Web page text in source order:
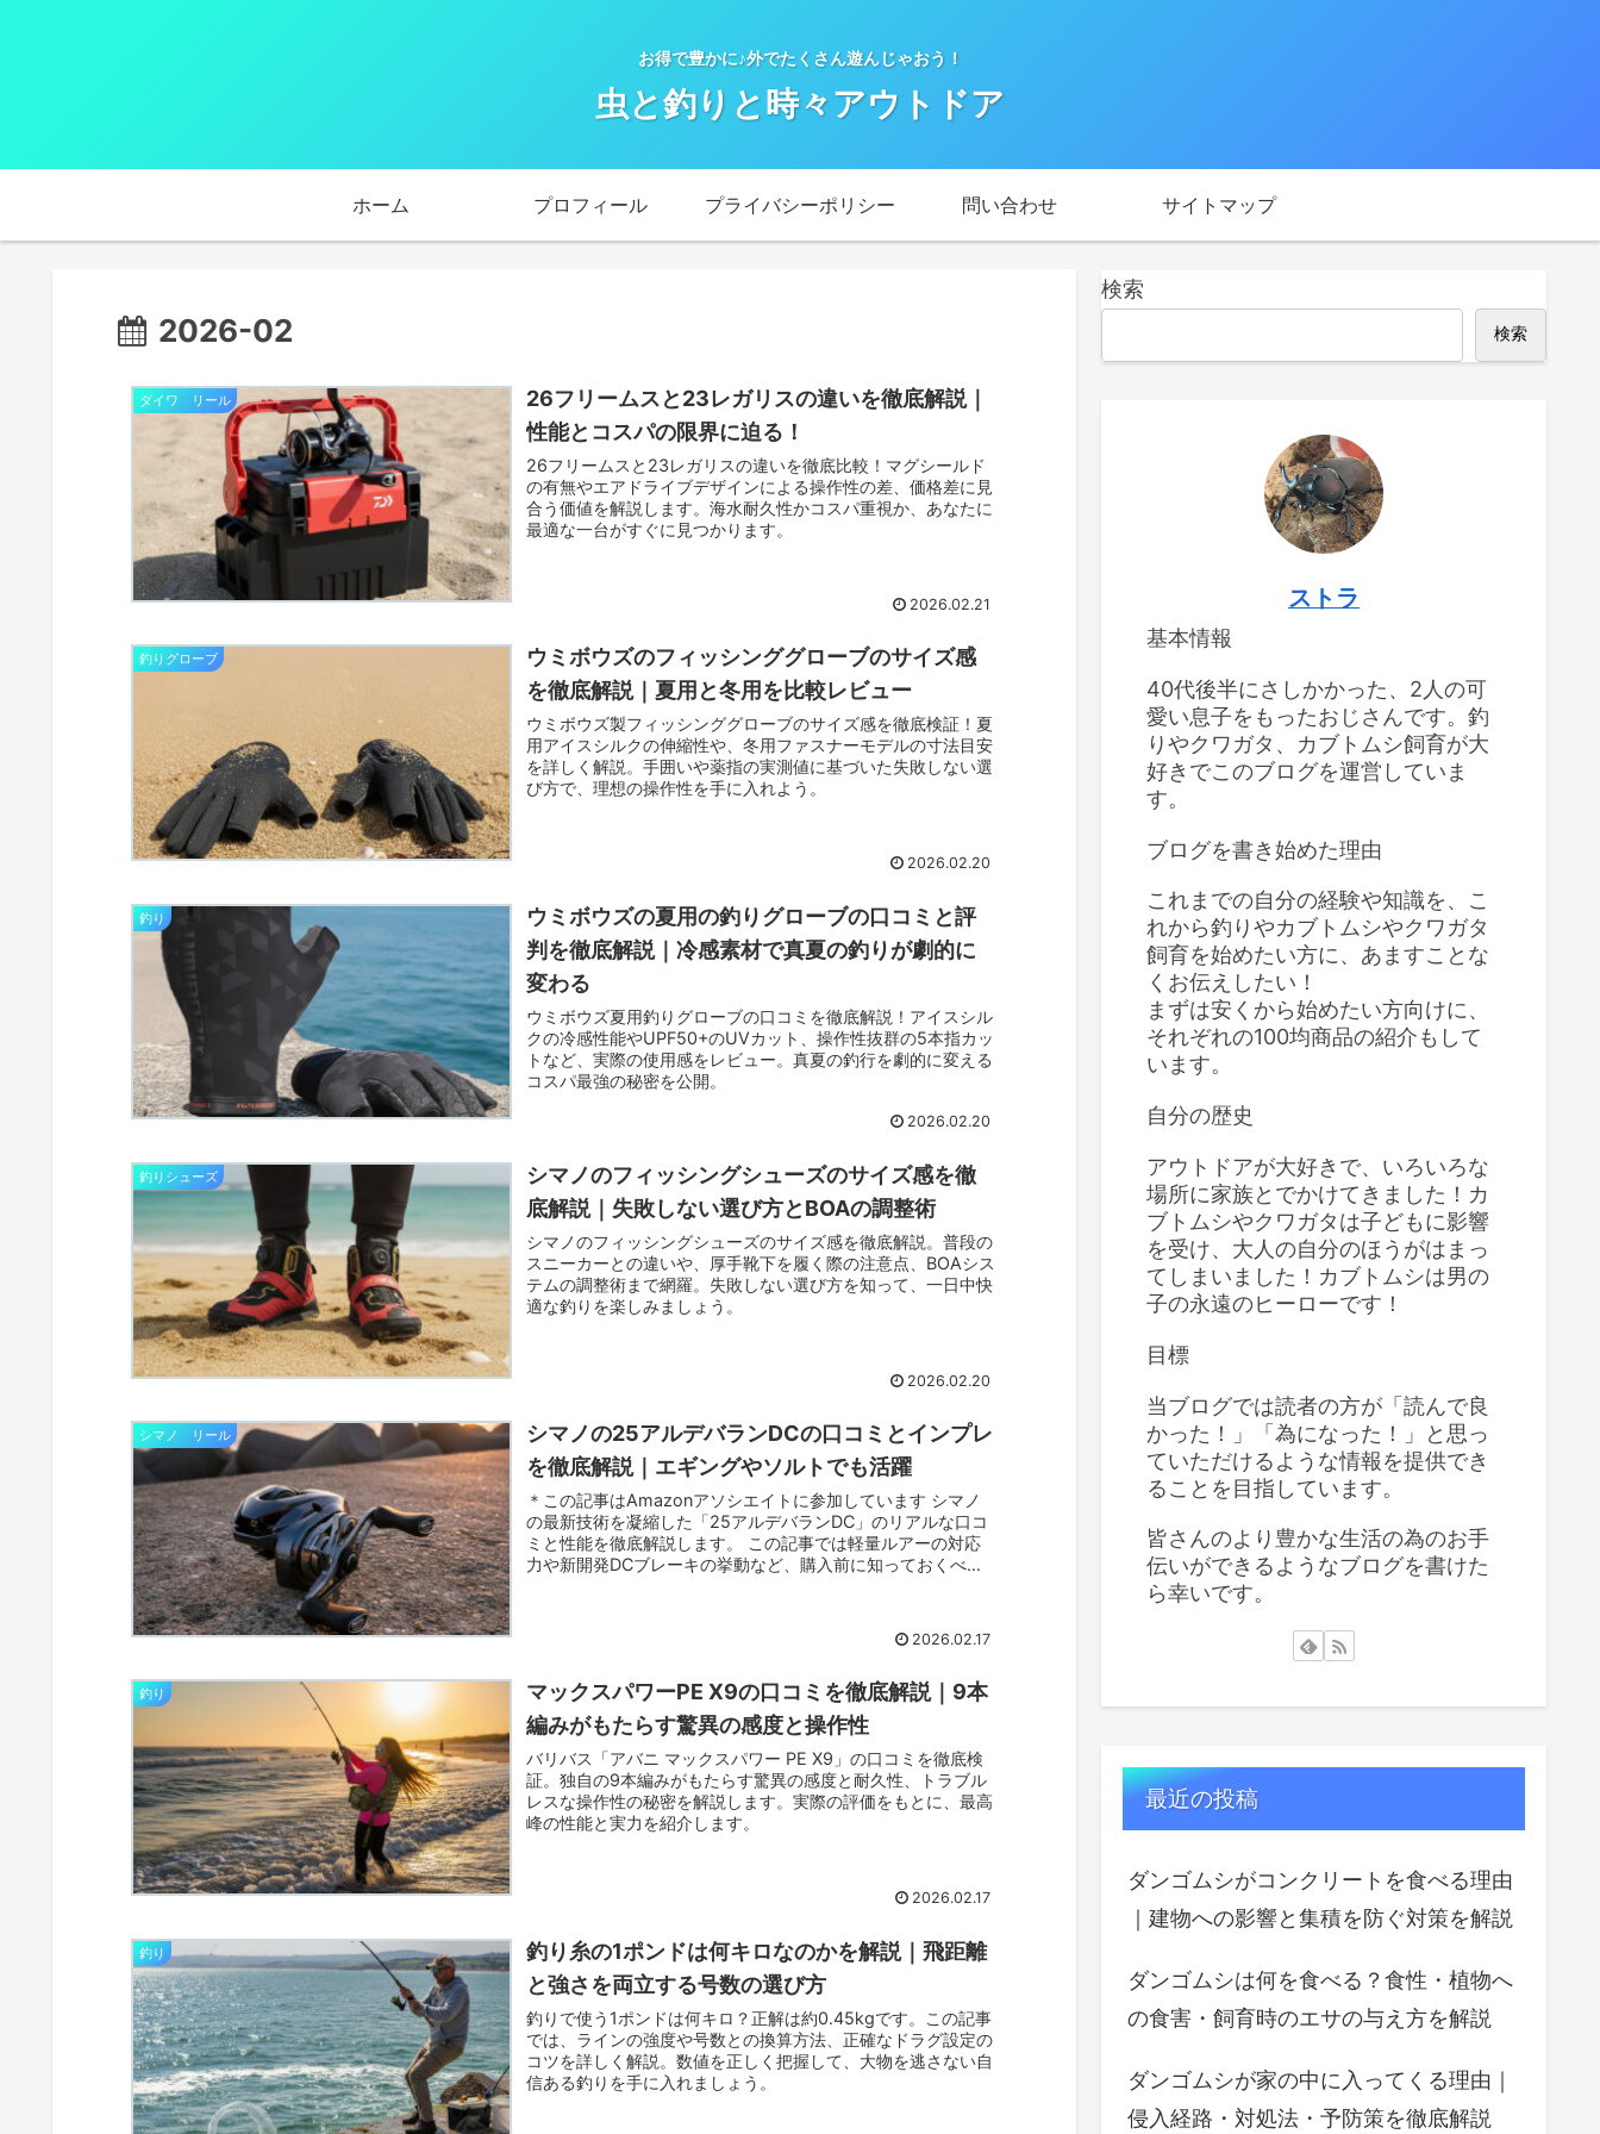
お得で豊かに♪外でたくさん遊んじゃおう！
虫と釣りと時々アウトドア
ホーム プロフィール プライバシーポリシー 問い合わせ サイトマップ
2026-02
ダイワ リール
26フリームスと23レガリスの違いを徹底解説｜
性能とコスパの限界に迫る！
26フリームスと23レガリスの違いを徹底比較！マグシールド
の有無やエアドライブデザインによる操作性の差、価格差に見
合う価値を解説します。海水耐久性かコスパ重視か、あなたに
最適な一台がすぐに見つかります。
2026.02.21
釣りグローブ
ウミボウズのフィッシンググローブのサイズ感
を徹底解説｜夏用と冬用を比較レビュー
ウミボウズ製フィッシンググローブのサイズ感を徹底検証！夏
用アイスシルクの伸縮性や、冬用ファスナーモデルの寸法目安
を詳しく解説。手囲いや薬指の実測値に基づいた失敗しない選
び方で、理想の操作性を手に入れよう。
2026.02.20
釣り
ウミボウズの夏用の釣りグローブの口コミと評
判を徹底解説｜冷感素材で真夏の釣りが劇的に
変わる
ウミボウズ夏用釣りグローブの口コミを徹底解説！アイスシル
クの冷感性能やUPF50+のUVカット、操作性抜群の5本指カッ
トなど、実際の使用感をレビュー。真夏の釣行を劇的に変える
コスパ最強の秘密を公開。
2026.02.20
釣りシューズ
シマノのフィッシングシューズのサイズ感を徹
底解説｜失敗しない選び方とBOAの調整術
シマノのフィッシングシューズのサイズ感を徹底解説。普段の
スニーカーとの違いや、厚手靴下を履く際の注意点、BOAシス
テムの調整術まで網羅。失敗しない選び方を知って、一日中快
適な釣りを楽しみましょう。
2026.02.20
シマノ リール
シマノの25アルデバランDCの口コミとインプレ
を徹底解説｜エギングやソルトでも活躍
＊この記事はAmazonアソシエイトに参加しています シマノ
の最新技術を凝縮した「25アルデバランDC」のリアルな口コ
ミと性能を徹底解説します。 この記事では軽量ルアーの対応
力や新開発DCブレーキの挙動など、購入前に知っておくべき
2026.02.17
釣り
マックスパワーPE X9の口コミを徹底解説｜9本
編みがもたらす驚異の感度と操作性
バリバス「アバニ マックスパワー PE X9」の口コミを徹底検
証。独自の9本編みがもたらす驚異の感度と耐久性、トラブル
レスな操作性の秘密を解説します。実際の評価をもとに、最高
峰の性能と実力を紹介します。
2026.02.17
釣り
釣り糸の1ポンドは何キロなのかを解説｜飛距離
と強さを両立する号数の選び方
釣りで使う1ポンドは何キロ？正解は約0.45kgです。この記事
では、ラインの強度や号数との換算方法、正確なドラグ設定の
コツを詳しく解説。数値を正しく把握して、大物を逃さない自
信ある釣りを手に入れましょう。
検索
検索
ストラ
基本情報
40代後半にさしかかった、2人の可
愛い息子をもったおじさんです。釣
りやクワガタ、カブトムシ飼育が大
好きでこのブログを運営していま
す。
ブログを書き始めた理由
これまでの自分の経験や知識を、こ
れから釣りやカブトムシやクワガタ
飼育を始めたい方に、あますことな
くお伝えしたい！
まずは安くから始めたい方向けに、
それぞれの100均商品の紹介もして
います。
自分の歴史
アウトドアが大好きで、いろいろな
場所に家族とでかけてきました！カ
ブトムシやクワガタは子どもに影響
を受け、大人の自分のほうがはまっ
てしまいました！カブトムシは男の
子の永遠のヒーローです！
目標
当ブログでは読者の方が「読んで良
かった！」「為になった！」と思っ
ていただけるような情報を提供でき
ることを目指しています。
皆さんのより豊かな生活の為のお手
伝いができるようなブログを書けた
ら幸いです。
最近の投稿
ダンゴムシがコンクリートを食べる理由
｜建物への影響と集積を防ぐ対策を解説
ダンゴムシは何を食べる？食性・植物へ
の食害・飼育時のエサの与え方を解説
ダンゴムシが家の中に入ってくる理由｜
侵入経路・対処法・予防策を徹底解説